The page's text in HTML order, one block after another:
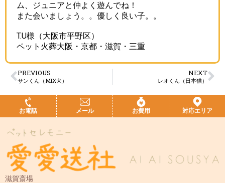
ム、ジュニアと仲よく遊んでね！
また会いましょう。。優しく良い子。。
T.U様（大阪市平野区）
ペット火葬大阪・京都・滋賀・三重
PREVIOUS
サンくん（MIX犬）
NEXT
レオくん（日本猫）
お電話 メール お費用 対応エリア
滋賀斎場